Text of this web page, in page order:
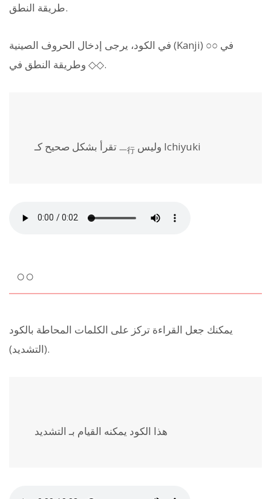
طريقة النطق.
في الكود، يرجى إدخال الحروف الصينية (Kanji) في ○○
وطريقة النطق في ◇◇.
一行 وليس Ichiyuki
○○
يمكنك جعل القراءة تركز على الكلمات المحاطة بالكود
(التشديد).
هذا الكود يمكنه القيام بـ التشديد